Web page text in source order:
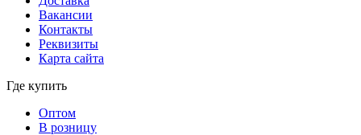
Вакансии
Контакты
Реквизиты
Карта сайта
Где купить
Оптом
В розницу